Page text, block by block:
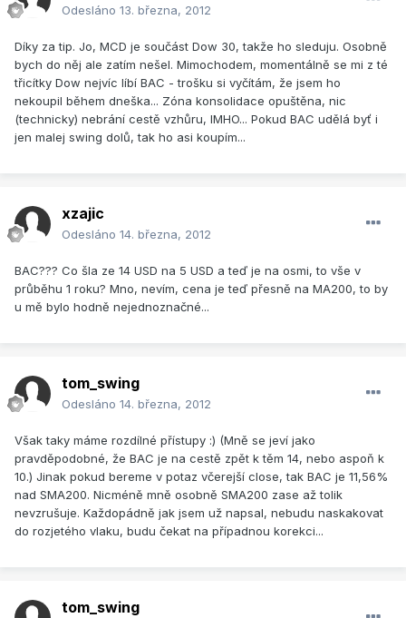
Odesláno 13. března, 2012
Díky za tip. Jo, MCD je součást Dow 30, takže ho sleduju. Osobně
bych do něj ale zatím nešel. Mimochodem, momentálně se mi z té
třicítky Dow nejvíc líbí BAC - trošku si vyčítám, že jsem ho
nekoupil během dneška... Zóna konsolidace opuštěna, nic
(technicky) nebrání cestě vzhůru, IMHO... Pokud BAC udělá byť i
jen malej swing dolů, tak ho asi koupím...
xzajic
Odesláno 14. března, 2012
BAC??? Co šla ze 14 USD na 5 USD a teď je na osmi, to vše v
průběhu 1 roku? Mno, nevím, cena je teď přesně na MA200, to by
u mě bylo hodně nejednoznačné...
tom_swing
Odesláno 14. března, 2012
Však taky máme rozdílné přístupy :) (Mně se jeví jako
pravděpodobné, že BAC je na cestě zpět k těm 14, nebo aspoň k
10.) Jinak pokud bereme v potaz včerejší close, tak BAC je 11,56%
nad SMA200. Nicméně mně osobně SMA200 zase až tolik
nevzrušuje. Každopádně jak jsem už napsal, nebudu naskakovat
do rozjetého vlaku, budu čekat na případnou korekci...
tom_swing